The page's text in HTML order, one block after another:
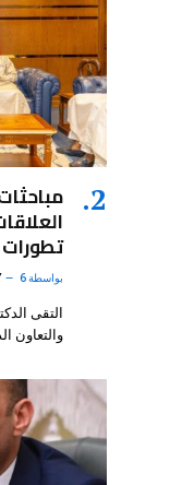
بواسطة6 أغسطس، 2026
التقى
والتعاون